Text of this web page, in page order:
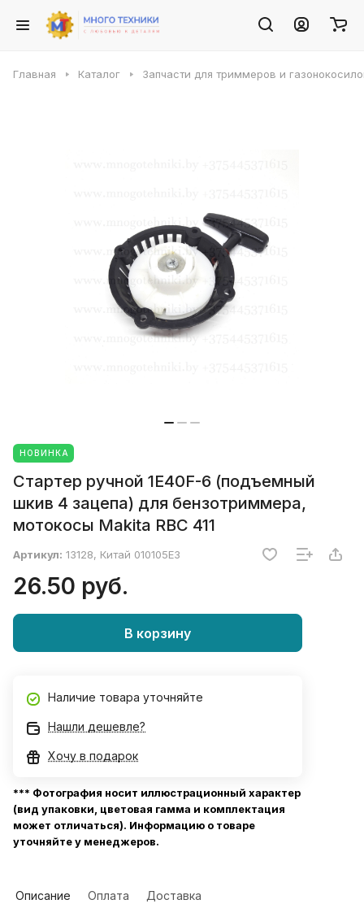
Главная Каталог Запчасти для триммеров и
НОВИНКА
Стартер ручной 1E40F-6 (подъемный
шкив 4 зацепа) для бензотриммера,
мотокосы Makita RBC 411
Артикул: 13128, Китай 010105Е3
26.50 руб.
В корзину
Наличие товара уточняйте
Нашли дешевле?
Хочу в подарок
*** Фотография носит иллюстрационный характер
(вид упаковки, цветовая гамма и комплектация
может отличаться). Информацию о товаре
уточняйте у менеджеров.
Описание Оплата Доставка